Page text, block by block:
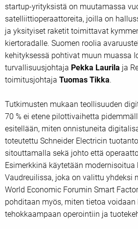
startup-yrityksistä on muutamassa
satelliittioperaattoreita, joilla on
ja yksityiset raketit toimittavat
kiertoradalle. Suomen roolia
kehityksessä pohtivat muun muassa
turvallisuusjohtaja Pekka Laurila ja
toimitusjohtaja Tuomas Tikka.
Tutkimusten mukaan teollisuuden
70 % ei etene pilottivaihetta
esitellään, miten onnistuneita
toteutettu Schneider Electricin
sitouttamalla sekä johto että
Esimerkkinä käytetään
Vaudreuilissa, joka on valittu yhdeksi
World Economic Forumin Smart
pohditaan myös, miten tietoa voidaan
tehokkaampaan operointiin ja